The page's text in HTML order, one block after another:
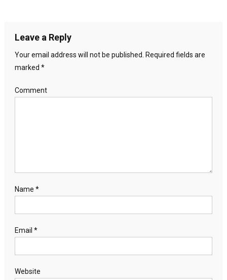
Leave a Reply
Your email address will not be published.
Required fields are
marked *
Comment
Name *
Email *
Website